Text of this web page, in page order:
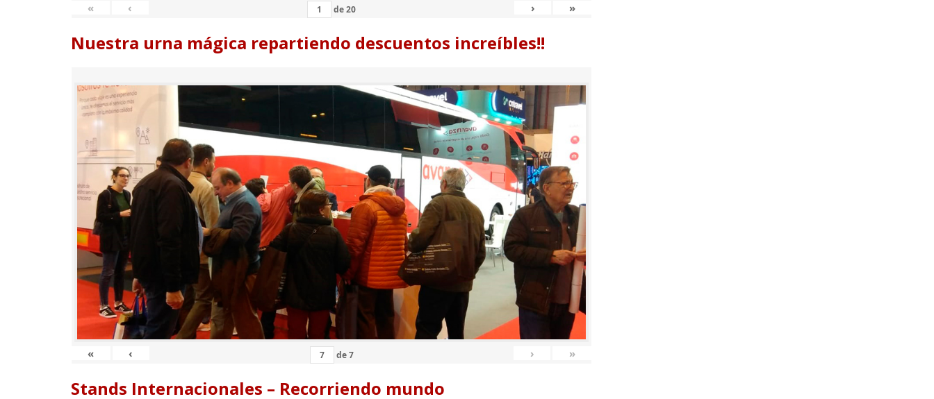
« ‹ de20 › »
Nuestra urna mágica repartiendo descuentos increíbles!!
« ‹ de7 › »
Stands Internacionales – Recorriendo mundo